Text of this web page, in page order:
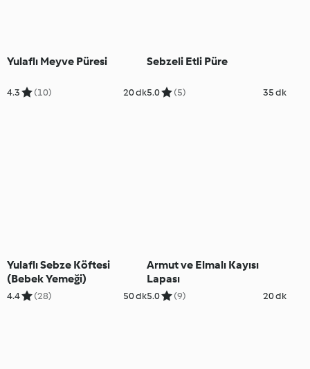
Yulaflı Meyve Püresi
4.3 (10) 20 dk
Sebzeli Etli Püre
5.0 (5) 35 dk
Yulaflı Sebze Köftesi
(Bebek Yemeği)
4.4 (28) 50 dk
Armut ve Elmalı Kayısı
Lapası
5.0 (9) 20 dk